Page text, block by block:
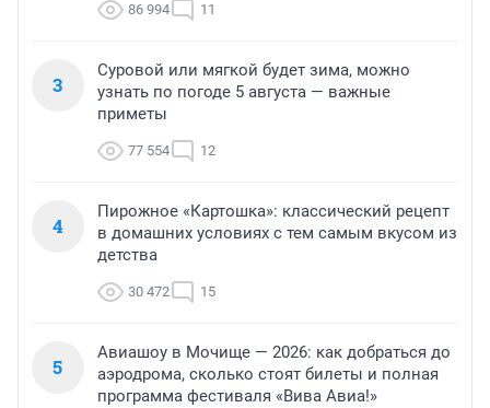
86 994 11
3
Суровой или мягкой будет зима, можно
узнать по погоде 5 августа — важные
приметы
77 554 12
4
Пирожное «Картошка»: классический рецепт
в домашних условиях с тем самым вкусом из
детства
30 472 15
5
Авиашоу в Мочище — 2026: как добраться до
аэродрома, сколько стоят билеты и полная
программа фестиваля «Вива Авиа!»